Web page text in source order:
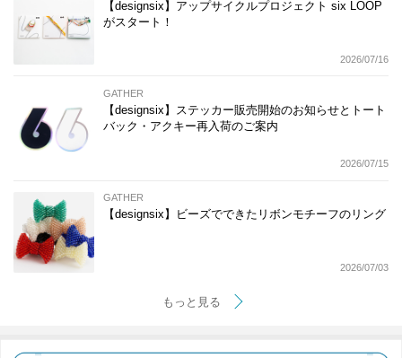
【designsix】アップサイクルプロジェクト six LOOP
がスタート！
2026/07/16
GATHER
【designsix】ステッカー販売開始のお知らせとトート
バック・アクキー再入荷のご案内
2026/07/15
GATHER
【designsix】ビーズでできたリボンモチーフのリング
2026/07/03
もっと見る